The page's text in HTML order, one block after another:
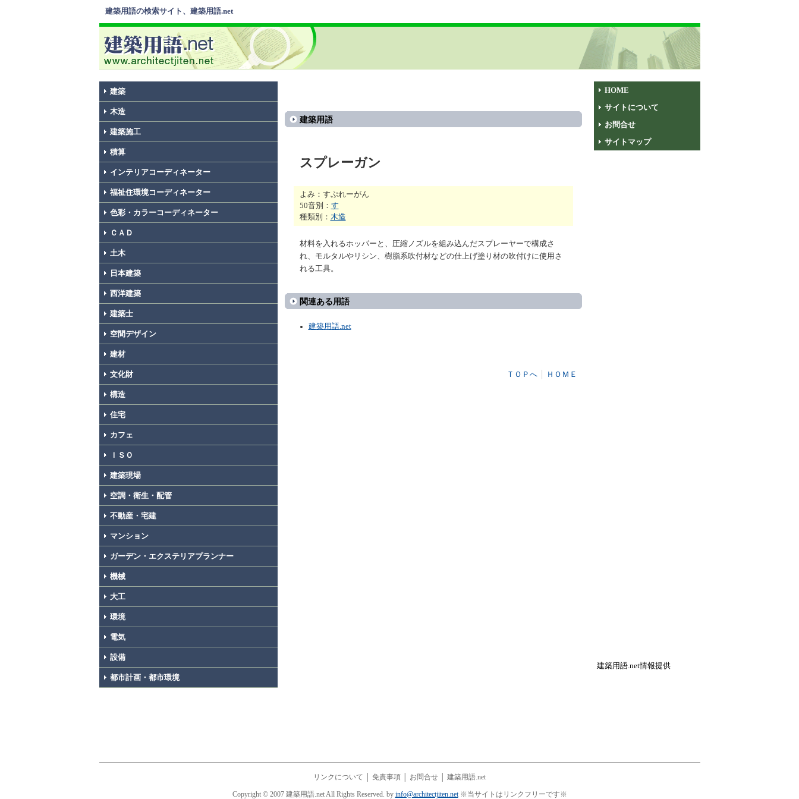
建築用語の検索サイト、建築用語.net
建築
木造
建築施工
積算
インテリアコーディネーター
福祉住環境コーディネーター
色彩・カラーコーディネーター
ＣＡＤ
土木
日本建築
西洋建築
建築士
空間デザイン
建材
文化財
構造
住宅
カフェ
ＩＳＯ
建築現場
空調・衛生・配管
不動産・宅建
マンション
ガーデン・エクステリアプランナー
機械
大工
環境
電気
設備
都市計画・都市環境
建築用語
スプレーガン
よみ：すぷれーがん
50音別： す
種類別： 木造
材料を入れるホッパーと、圧縮ノズルを組み込んだスプレーヤーで構成さ
れ、モルタルやリシン、樹脂系吹付材などの仕上げ塗り材の吹付けに使用さ
れる工具。
関連ある用語
建築用語.net
ＴＯＰへ│ ＨＯＭＥ
HOME
サイトについて
お問合せ
サイトマップ
建築用語.net情報提供
リンクについて 免責事項 お問合せ 建築用語.net
Copyright © 2007 建築用語.net All Rights Reserved. by info@architectjiten.net※当サイトはリンクフリーです※